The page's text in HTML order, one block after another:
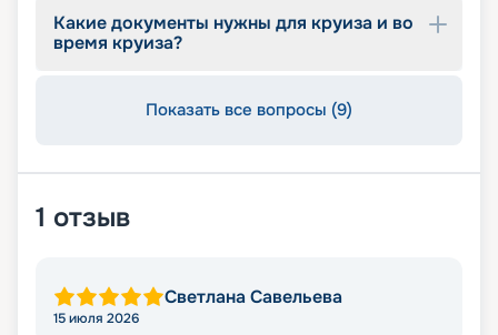
Какие документы нужны для круиза и во
время круиза?
Показать все вопросы (9)
1 отзыв
Светлана Савельева
15 июля 2026